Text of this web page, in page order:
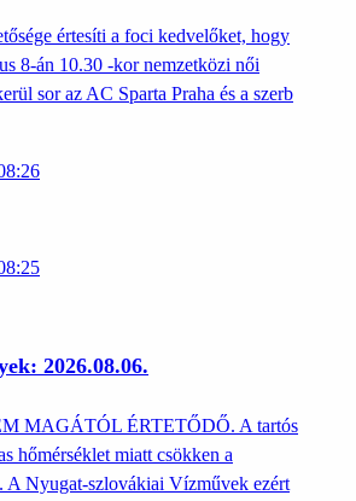
értesíti a foci kedvelőket, hogy
8-án 10.30 -kor nemzetközi női
sor az AC Sparta Praha és a szerb
2026.08.06.
MAGÁTÓL ÉRTETŐDŐ. A tartós
hőmérséklet miatt csökken a
A Nyugat-szlovákiai Vízművek ezért